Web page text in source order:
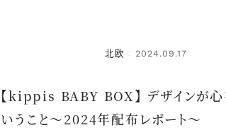
北欧
： 2024.09.17
【kippis BABY BOX】 デザインが心
いうこと〜2024年配布レポート〜